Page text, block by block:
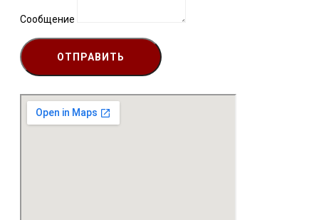
Сообщение
ОТПРАВИТЬ